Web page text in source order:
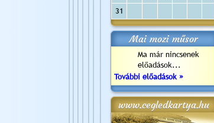
31
Mai mozi műsor
Ma már nincsenek
előadások...
További előadások »
www.cegledkartya.hu